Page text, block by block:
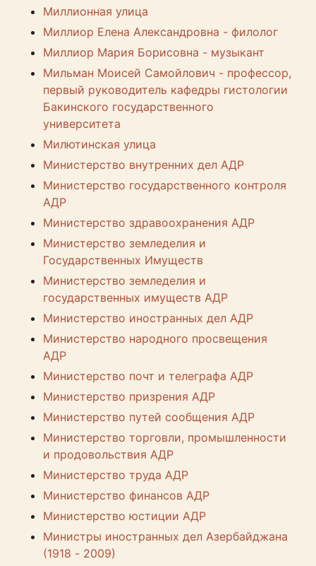
Миллионная улица
Миллиор Елена Александровна - филолог
Миллиор Мария Борисовна - музыкант
Мильман Моисей Самойлович - профессор,
первый руководитель кафедры гистологии
Бакинского государственного
университета
Милютинская улица
Министерство внутренних дел АДР
Министерство государственного контроля
АДР
Министерство здравоохранения АДР
Министерство земледелия и
Государственных Имуществ
Министерство земледелия и
государственных имуществ АДР
Министерство иностранных дел АДР
Министерство народного просвещения
АДР
Министерство почт и телеграфа АДР
Министерство призрения АДР
Министерство путей сообщения АДР
Министерство торговли, промышленности
и продовольствия АДР
Министерство труда АДР
Министерство финансов АДР
Министерство юстиции АДР
Министры иностранных дел Азербайджана
(1918 - 2009)